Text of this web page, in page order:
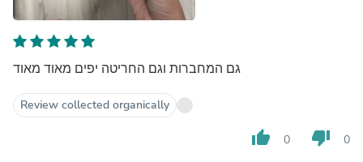
גם המחברות וגם החריטה יפים מאוד מאוד
Review collected organically
thumb_up 0 thumb_down 0